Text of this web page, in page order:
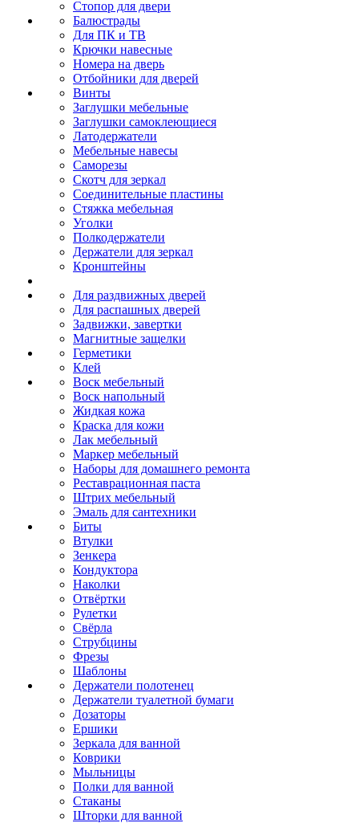
Стопор для двери
Балюстрады
Для ПК и ТВ
Крючки навесные
Номера на дверь
Отбойники для дверей
Винты
Заглушки мебельные
Заглушки самоклеющиеся
Латодержатели
Мебельные навесы
Саморезы
Скотч для зеркал
Соединительные пластины
Стяжка мебельная
Уголки
Полкодержатели
Держатели для зеркал
Кронштейны
Для раздвижных дверей
Для распашных дверей
Задвижки, завертки
Магнитные защелки
Герметики
Клей
Воск мебельный
Воск напольный
Жидкая кожа
Краска для кожи
Лак мебельный
Маркер мебельный
Наборы для домашнего ремонта
Реставрационная паста
Штрих мебельный
Эмаль для сантехники
Биты
Втулки
Зенкера
Кондуктора
Наколки
Отвёртки
Рулетки
Свёрла
Струбцины
Фрезы
Шаблоны
Держатели полотенец
Держатели туалетной бумаги
Дозаторы
Ершики
Зеркала для ванной
Коврики
Мыльницы
Полки для ванной
Стаканы
Шторки для ванной